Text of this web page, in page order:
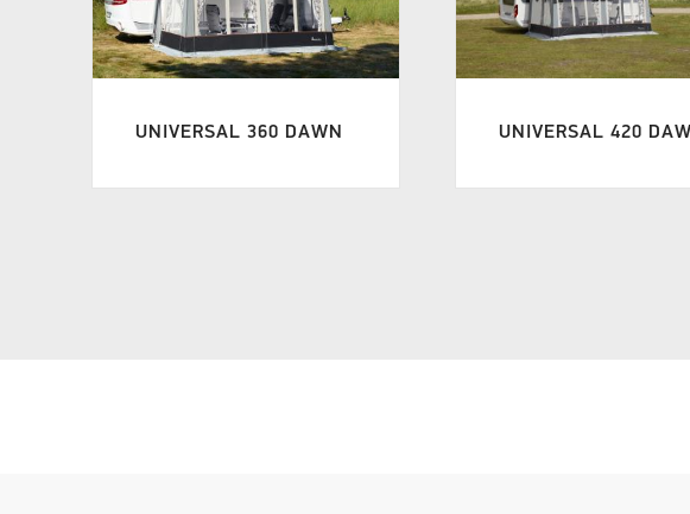
UNIVERSAL 360 DAWN UNIVERSAL 420